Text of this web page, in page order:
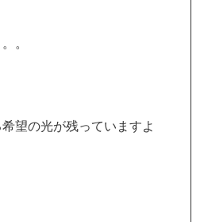
。
望の光が残っていますよ